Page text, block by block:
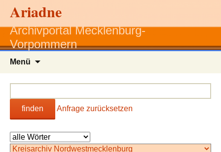
Ariadne
Archivportal Mecklenburg-
Vorpommern
Menü
finden Anfrage zurücksetzen